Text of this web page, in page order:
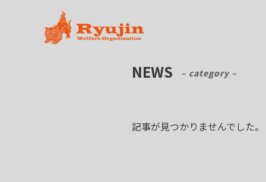
NEWS – category –
記事が見つかりませんでした。